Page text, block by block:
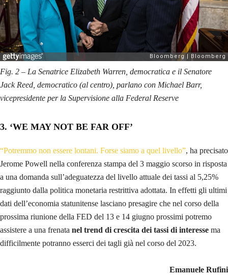
Fig. 2 – La Senatrice Elizabeth Warren, democratica e il Senatore
Jack Reed, democratico (al centro), parlano con Michael Barr,
vicepresidente per la Supervisione alla Federal Reserve
3. ‘WE MAY NOT BE FAR OFF’
“Potremmo non essere lontani. Forse siamo a quel livello”, ha precisato
Jerome Powell nella conferenza stampa del 3 maggio scorso in risposta
a una domanda sull’adeguatezza del livello attuale dei tassi al 5,25%
raggiunto dalla politica monetaria restrittiva adottata. In effetti gli ultimi
dati dell’economia statunitense lasciano presagire che nel corso della
prossima riunione della FED del 13 e 14 giugno prossimi potremo
assistere a una frenata nel trend di crescita dei tassi di interesse ma
difficilmente potranno esserci dei tagli già nel corso del 2023.
Emanuele Rufini